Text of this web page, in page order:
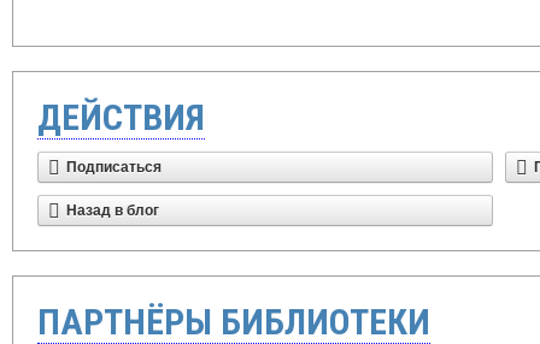
ДЕЙСТВИЯ
Подписаться
Назад в блог
ПАРТНЁРЫ БИБЛИОТЕКИ